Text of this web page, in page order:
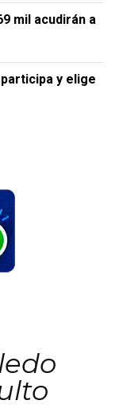
mil acudirán a
y elige